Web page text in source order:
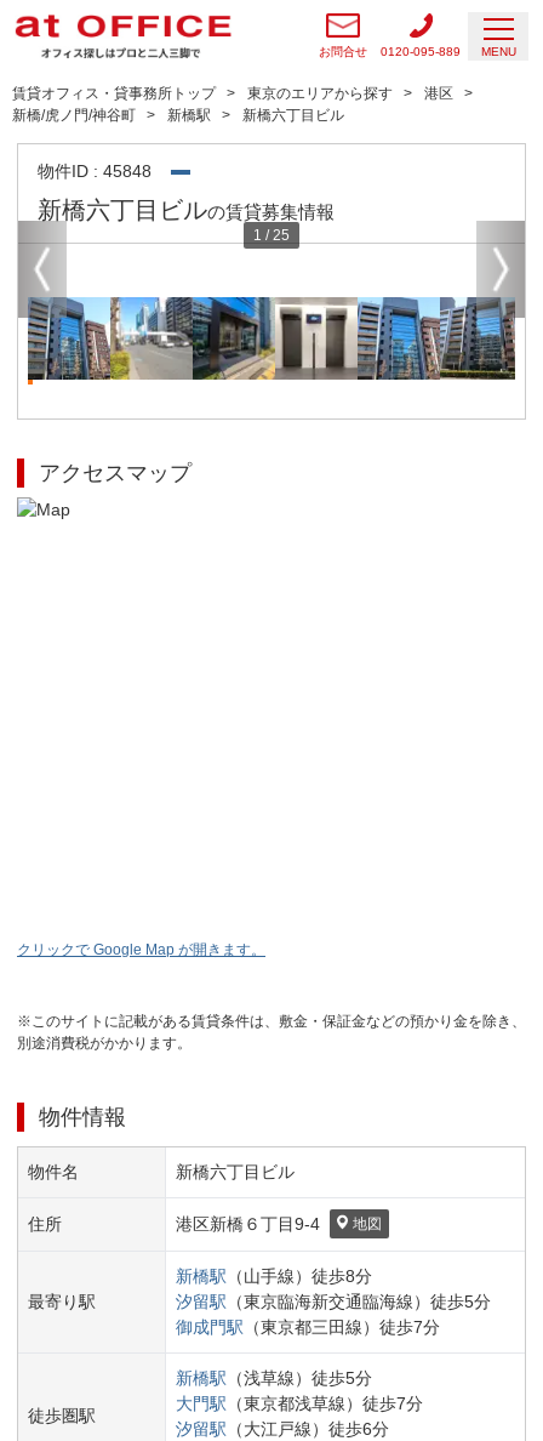
お問合せ 0120-095-889 MENU
賃貸オフィス・貸事務所トップ 東京のエリアから探す
港区
新橋/虎ノ門/神谷町
新橋駅 新橋六丁目ビル
物件ID : 45848
新橋六丁目ビルの賃貸募集情報
1 /25
アクセスマップ
クリックで Google Map が開きます。
※このサイトに記載がある賃貸条件は、敷金・保証金などの預かり金を除き、
別途消費税がかかります。
物件情報
物件名 新橋六丁目ビル
住所 港区新橋６丁目9-4 地図
最寄り駅
新橋駅 （山手線） 徒歩8分
汐留駅 （東京臨海新交通臨海線） 徒歩5分
御成門駅 （東京都三田線） 徒歩7分
徒歩圏駅
新橋駅 （浅草線） 徒歩5分
大門駅 （東京都浅草線） 徒歩7分
汐留駅 （大江戸線） 徒歩6分